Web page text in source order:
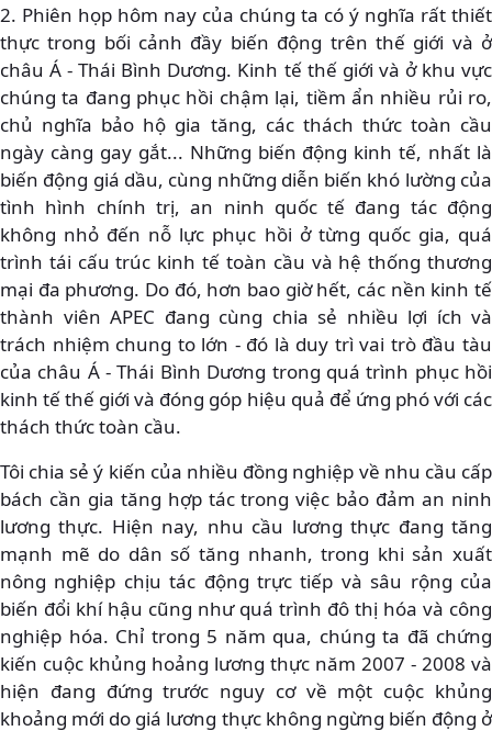
2. Phiên họp hôm nay của chúng ta có ý nghĩa rất thiết
thực trong bối cảnh đầy biến động trên thế giới và ở
châu Á - Thái Bình Dương. Kinh tế thế giới và ở khu vực
chúng ta đang phục hồi chậm lại, tiềm ẩn nhiều rủi ro,
chủ nghĩa bảo hộ gia tăng, các thách thức toàn cầu
ngày càng gay gắt... Những biến động kinh tế, nhất là
biến động giá dầu, cùng những diễn biến khó lường của
tình hình chính trị, an ninh quốc tế đang tác động
không nhỏ đến nỗ lực phục hồi ở từng quốc gia, quá
trình tái cấu trúc kinh tế toàn cầu và hệ thống thương
mại đa phương. Do đó, hơn bao giờ hết, các nền kinh tế
thành viên APEC đang cùng chia sẻ nhiều lợi ích và
trách nhiệm chung to lớn - đó là duy trì vai trò đầu tàu
của châu Á - Thái Bình Dương trong quá trình phục hồi
kinh tế thế giới và đóng góp hiệu quả để ứng phó với các
thách thức toàn cầu.
Tôi chia sẻ ý kiến của nhiều đồng nghiệp về nhu cầu cấp
bách cần gia tăng hợp tác trong việc bảo đảm an ninh
lương thực. Hiện nay, nhu cầu lương thực đang tăng
mạnh mẽ do dân số tăng nhanh, trong khi sản xuất
nông nghiệp chịu tác động trực tiếp và sâu rộng của
biến đổi khí hậu cũng như quá trình đô thị hóa và công
nghiệp hóa. Chỉ trong 5 năm qua, chúng ta đã chứng
kiến cuộc khủng hoảng lương thực năm 2007 - 2008 và
hiện đang đứng trước nguy cơ về một cuộc khủng
khoảng mới do giá lương thực không ngừng biến động ở